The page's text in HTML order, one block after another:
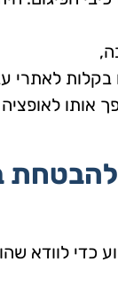
בקלות לאתרי
אותו
כדי לוודא